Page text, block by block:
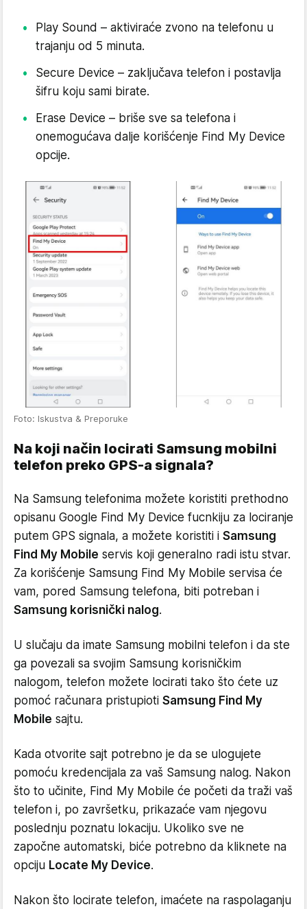
Play Sound – aktiviraće zvono na telefonu u
trajanju od 5 minuta.
Secure Device – zaključava telefon i postavlja
šifru koju sami birate.
Erase Device – briše sve sa telefona i
onemogućava dalje korišćenje Find My Device
opcije.
Foto: Iskustva & Preporuke
Na koji način locirati Samsung mobilni
telefon preko GPS-a signala?
Na Samsung telefonima možete koristiti prethodno
opisanu Google Find My Device fucnkiju za lociranje
putem GPS signala, a možete koristiti i Samsung
Find My Mobile servis koji generalno radi istu stvar.
Za korišćenje Samsung Find My Mobile servisa će
vam, pored Samsung telefona, biti potreban i
Samsung korisnički nalog.
U slučaju da imate Samsung mobilni telefon i da ste
ga povezali sa svojim Samsung korisničkim
nalogom, telefon možete locirati tako što ćete uz
pomoć računara pristupioti Samsung Find My
Mobile sajtu.
Kada otvorite sajt potrebno je da se ulogujete
pomoću kredencijala za vaš Samsung nalog. Nakon
što to učinite, Find My Mobile će početi da traži vaš
telefon i, po završetku, prikazaće vam njegovu
poslednju poznatu lokaciju. Ukoliko sve ne
započne automatski, biće potrebno da kliknete na
opciju Locate My Device.
Nakon što locirate telefon, imaćete na raspolaganju